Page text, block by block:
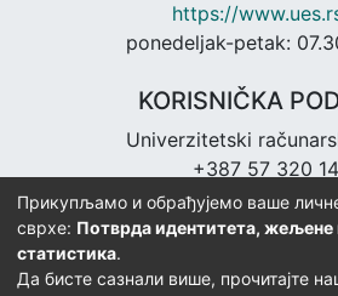
https://
ponedeljak-petak:
KORISNIČKA
Univerzitetski
+387 57 320
urc@ues.rs.ba
https://
Прикупљамо и обрађујемо ваше
сврхе: Потврда идентитета, жељене
статистика.
Да бисте сазнали више, прочитајте